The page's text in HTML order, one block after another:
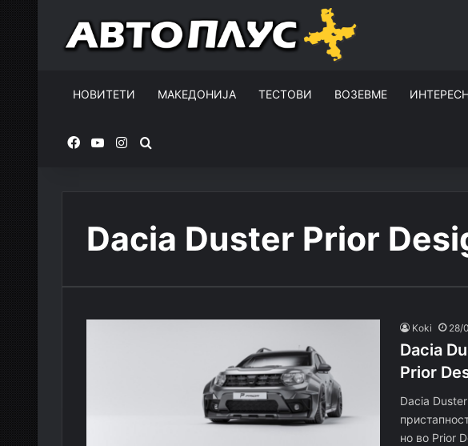
НОВИТЕТИ МАКЕДОНИЈА ТЕСТОВИ ВОЗЕВМЕ
FacebookYouTubeInstagram
Dacia Duster Prior
Koki 28/
Dacia
Prior
Dacia
но во Prior